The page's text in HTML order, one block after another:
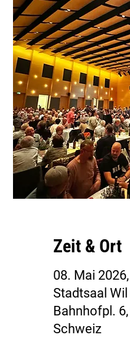
Zeit & Ort
08. Mai
Stadtsaal
Bahnhofpl.
Schweiz